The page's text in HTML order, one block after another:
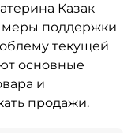
Казак
меры поддержки
текущей
основные
и
продажи.